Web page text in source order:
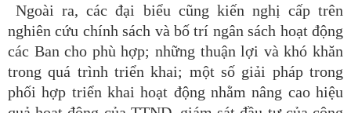
Ngoài ra, các đại biểu cũng kiến nghị cấp trên
nghiên cứu chính sách và bố trí ngân sách hoạt động
các Ban cho phù hợp; những thuận lợi và khó khăn
trong quá trình triển khai; một số giải pháp trong
phối hợp triển khai hoạt động nhằm nâng cao hiệu